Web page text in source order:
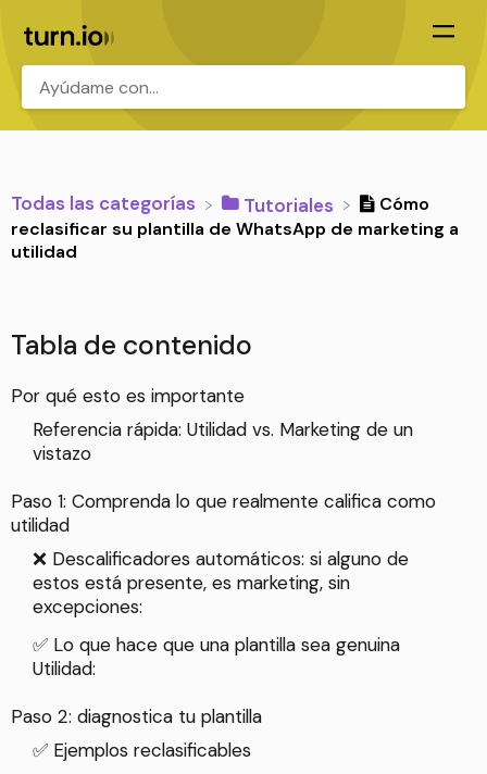
Tabla de contenido
Por qué esto es importante
Referencia rápida: Utilidad vs. Marketing de un
vistazo
Paso 1: Comprenda lo que realmente califica como
utilidad
❌ Descalificadores automáticos: si alguno de
estos está presente, es marketing, sin
excepciones:
✅ Lo que hace que una plantilla sea genuina
Utilidad:
Paso 2: diagnostica tu plantilla
✅ Ejemplos reclasificables
Todas las categorías ​Tutoriales
Cómo
reclasificar su plantilla de WhatsApp de marketing a
utilidad
.